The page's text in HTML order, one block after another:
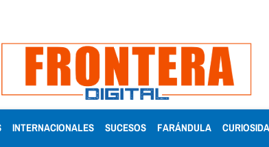
INTERNACIONALES SUCESOS FARÁNDULA